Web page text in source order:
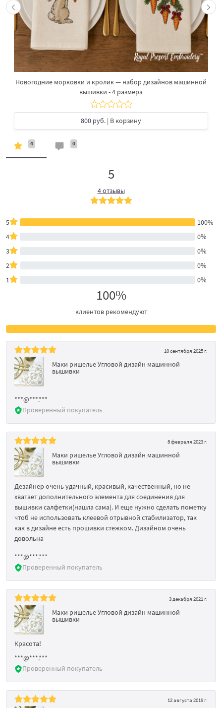
Новогодние морковки и кролик — набор дизайнов машинной
вышивки - 4 размера
800 руб. | В корзину
4 0
5
4 отзывы
5
100%
4
0%
3
0%
2
0%
1
0%
100%
клиентов рекомендуют
10 сентября 2025 г.
Маки ришелье Угловой дизайн машинной
вышивки
***@***.***
Проверенный покупатель
8 февраля 2023 г.
Маки ришелье Угловой дизайн машинной
вышивки
Дезайнер очень удачный, красивый, качественный, но не
хватает дополнительного элемента для соединения для
вышивки салфетки(нашла сама). И еще нужно сделать пометку
чтоб не использовать клеевой отрывной стабилизатор, так
как в дизайне есть прошивки стежком. Дизайном очень
довольна
***@***.***
Проверенный покупатель
3 декабря 2021 г.
Маки ришелье Угловой дизайн машинной
вышивки
Красота!
***@***.***
Проверенный покупатель
12 августа 2019 г.